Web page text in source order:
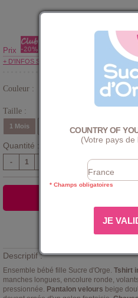
Prix
+ D'INFOS SUR LE CLUB
Couleur :
Taille :
1 Mois 6 Mois 9 Mois
Quantité :
-
Ajouter à la
Descriptif :
Ensemble bébé fille Sucre d'Orge. Tshirt
manches longues, encolure ronde,
pressionnée. Pantalon velours beige
COUNTRY OF
(Votre pays de
* Champs obligatoires